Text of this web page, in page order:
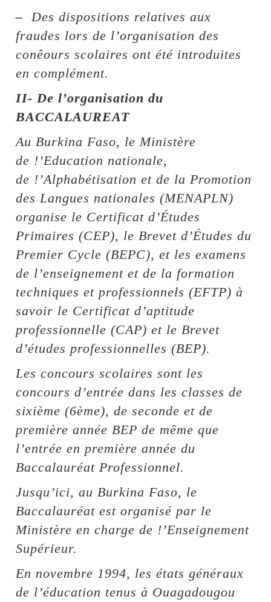
– Des dispositions relatives aux
fraudes lors de l’organisation des
conêours scolaires ont été introduites
en complément.
II- De l’organisation du
BACCALAUREAT
Au Burkina Faso, le Ministère
de !’Education nationale,
de !’Alphabétisation et de la Promotion
des Langues nationales (MENAPLN)
organise le Certificat d’Études
Primaires (CEP), le Brevet d’Études du
Premier Cycle (BEPC), et les examens
de l’enseignement et de la formation
techniques et professionnels (EFTP) à
savoir le Certificat d’aptitude
professionnelle (CAP) et le Brevet
d’études professionnelles (BEP).
Les concours scolaires sont les
concours d’entrée dans les classes de
sixième (6ème), de seconde et de
première année BEP de même que
l’entrée en première année du
Baccalauréat Professionnel.
Jusqu’ici, au Burkina Faso, le
Baccalauréat est organisé par le
Ministère en charge de !’Enseignement
Supérieur.
En novembre 1994, les états généraux
de l’éducation tenus à Ouagadougou